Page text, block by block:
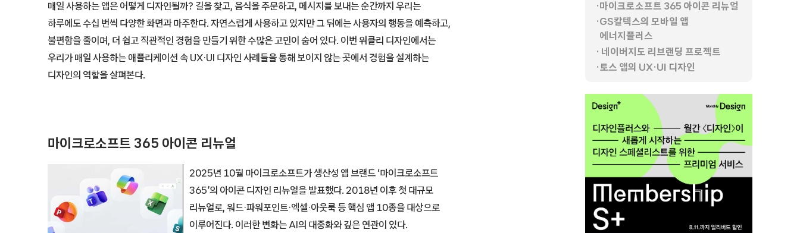
매일 사용하는 앱은 어떻게 디자인될까? 길을 찾고, 음식을 주문하고, 메시지를 보내는 순간까지 우리는
하루에도 수십 번씩 다양한 화면과 마주한다. 자연스럽게 사용하고 있지만 그 뒤에는 사용자의 행동을 예측하고,
불편함을 줄이며, 더 쉽고 직관적인 경험을 만들기 위한 수많은 고민이 숨어 있다. 이번 위클리 디자인에서는
우리가 매일 사용하는 애플리케이션 속 UX·UI 디자인 사례들을 통해 보이지 않는 곳에서 경험을 설계하는
디자인의 역할을 살펴본다.
마이크로소프트 365 아이콘 리뉴얼
2025년 10월 마이크로소프트가 생산성 앱 브랜드 ‘마이크로소프트
365’의 아이콘 디자인 리뉴얼을 발표했다. 2018년 이후 첫 대규모
리뉴얼로, 워드·파워포인트·엑셀·아웃룩 등 핵심 앱 10종을 대상으로
이루어진다. 이러한 변화는 AI의 대중화와 깊은 연관이 있다.
마이크로소프트 365 아이콘 리뉴얼
GS칼텍스의 모바일 앱
에너지플러스
네이버지도 리브랜딩 프로젝트
토스 앱의 UX·UI 디자인